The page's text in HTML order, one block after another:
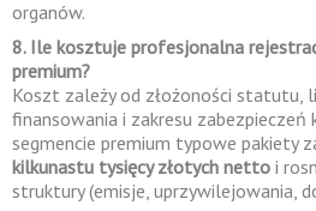
organów.
8. Ile kosztuje profesjonalna
premium?
Koszt zależy od złożoności statutu,
finansowania i zakresu zabezpieczeń
segmencie premium typowe pakiety
kilkunastu tysięcy złotych netto i
struktury (emisje, uprzywilejowania,